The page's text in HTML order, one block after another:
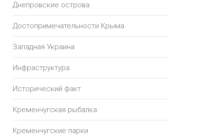
Днепровские острова
Достопримечательности Крыма
Западная Украина
Инфраструктура
Исторический факт
Кременчугская рыбалка
Кременчугские парки